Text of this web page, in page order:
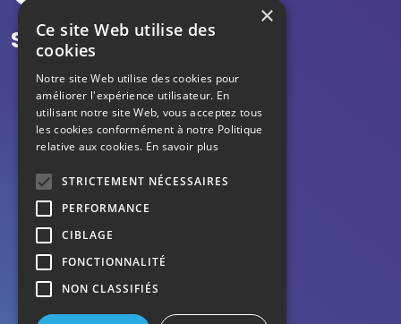
Suivez-nous
Mentions légales
Données personnelles
×
Ce site Web utilise des
cookies
Notre site Web utilise des cookies pour
améliorer l'expérience utilisateur. En
utilisant notre site Web, vous acceptez tous
les cookies conformément à notre Politique
relative aux cookies. En savoir plus
STRICTEMENT NÉCESSAIRES
PERFORMANCE
CIBLAGE
FONCTIONNALITÉ
NON CLASSIFIÉS